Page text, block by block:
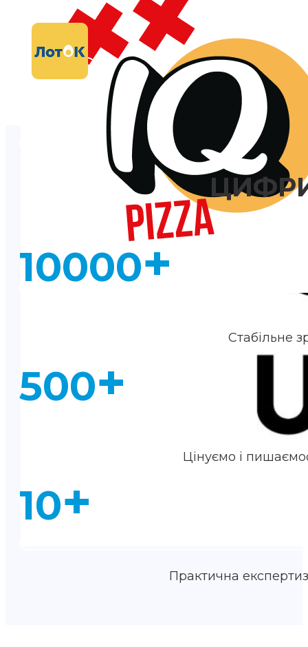
10000+
Стабільне
500+
Цінуємо і
10+
Практична